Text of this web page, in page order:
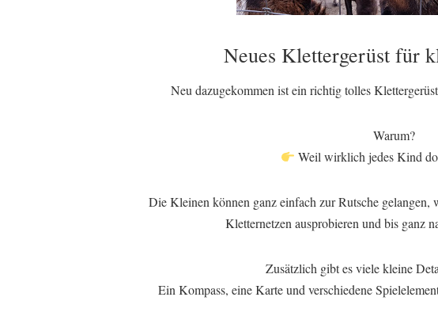
Neues Klettergerüst für
Neu dazugekommen ist ein richtig tolles
Warum?
Weil wirklich jedes Kind
Die Kleinen können ganz einfach zur Rutsche gelangen,
Kletternetzen ausprobieren und bis ganz
Zusätzlich gibt es viele kleine
Ein Kompass, eine Karte und verschiedene